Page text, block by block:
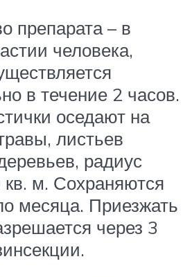
препарата – в
человека,
в течение 2 часов.
оседают на
листьев
радиус
м. Сохраняются
месяца. Приезжать
через 3